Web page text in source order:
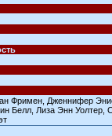
Фримен, Дженнифер
Белл, Лиза Энн Уолтер,